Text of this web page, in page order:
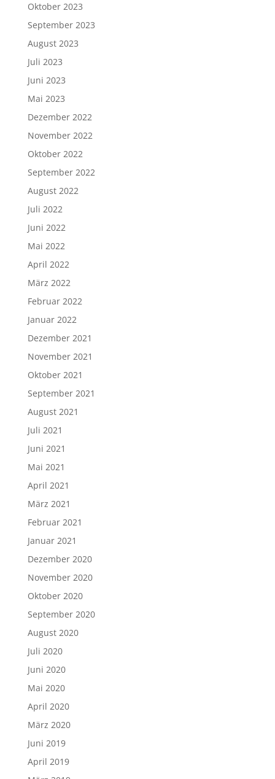
Oktober 2023
September 2023
August 2023
Juli 2023
Juni 2023
Mai 2023
Dezember 2022
November 2022
Oktober 2022
September 2022
August 2022
Juli 2022
Juni 2022
Mai 2022
April 2022
März 2022
Februar 2022
Januar 2022
Dezember 2021
November 2021
Oktober 2021
September 2021
August 2021
Juli 2021
Juni 2021
Mai 2021
April 2021
März 2021
Februar 2021
Januar 2021
Dezember 2020
November 2020
Oktober 2020
September 2020
August 2020
Juli 2020
Juni 2020
Mai 2020
April 2020
März 2020
Juni 2019
April 2019